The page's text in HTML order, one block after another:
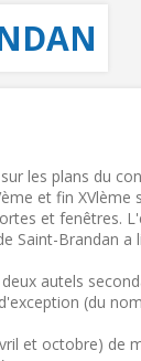
les plans du
et fin XVlème
et fenêtres.
Saint-Brandan a
autels
(du
et octobre) de